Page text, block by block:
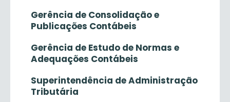
Gerência de Consolidação e
Publicações Contábeis
Gerência de Estudo de Normas e
Adequações Contábeis
Superintendência de Administração
Tributária